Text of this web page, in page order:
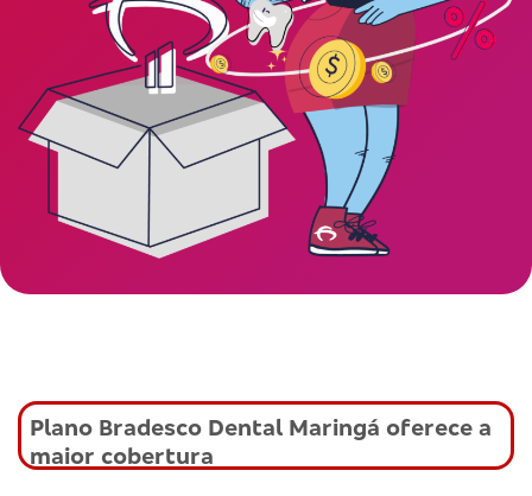
Plano Bradesco Dental Maringá oferece a
maior cobertura